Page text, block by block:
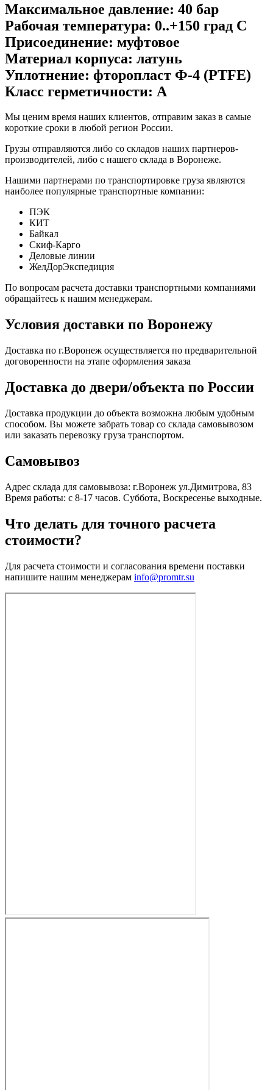
Максимальное давление: 40 бар
Рабочая температура: 0..+150 град С
Присоединение: муфтовое
Материал корпуса: латунь
Уплотнение: фторопласт Ф-4 (PTFE)
Класс герметичности: А
Мы ценим время наших клиентов, отправим заказ в самые
короткие сроки в любой регион России.
Грузы отправляются либо со складов наших партнеров-
производителей, либо с нашего склада в Воронеже.
Нашими партнерами по транспортировке груза являются
наиболее популярные транспортные компании:
ПЭК
КИТ
Байкал
Скиф-Карго
Деловые линии
ЖелДорЭкспедиция
По вопросам расчета доставки транспортными компаниями
обращайтесь к нашим менеджерам.
Условия доставки по Воронежу
Доставка по г.Воронеж осуществляется по предварительной
договоренности на этапе оформления заказа
Доставка до двери/объекта по России
Доставка продукции до объекта возможна любым удобным
способом. Вы можете забрать товар со склада самовывозом
или заказать перевозку груза транспортом.
Самовывоз
Адрес склада для самовывоза: г.Воронеж ул.Димитрова, 83
Время работы: с 8-17 часов. Суббота, Воскресенье выходные.
Что делать для точного расчета
стоимости?
Для расчета стоимости и согласования времени поставки
напишите нашим менеджерам info@promtr.su